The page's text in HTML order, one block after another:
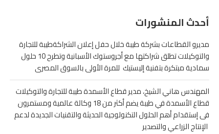
أحدث المنشورات
مديرو القطاعات بشركة طيبة خلال حفل إعلان الشراكةطيبة للتجارة
والتوكيلات تطلق شراكتها مع أجروستوك الأسبانية وتطرح 10 حلول
سمادية مبتكرة بتفنية إليستيك للمرة الأولى بالسوق المصرى
المهندس هاني الشيخ، مدير قطاع الأسمدة طيبة للتجارة والتوكيلات
قطاع الأسمدة في طيبة يضم أكثر من 18 وكالة عالمية ومستمرون
فى إستقدام أهم الحلول التكنولوجية الحديثة والتقنيات الجديدة لدعم
الإنتاج الزراعي والتصدير